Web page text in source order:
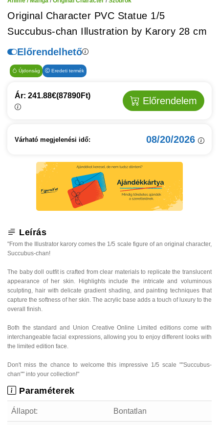
Original Character PVC Statue 1/5
Succubus-chan Illustration by Karory 28 cm
Előrendelhető
Újdonság Eredeti termék
Ár: 241.88€(87890Ft) Előrendelem
Várható megjelenési idő: 08/20/2026
Leírás
"From the Illustrator karory comes the 1/5 scale figure of an original character,
Succubus-chan!
The baby doll outfit is crafted from clear materials to replicate the translucent
appearance of her skin. Highlights include the intricate and voluminous
sculpting, hair with delicate gradient shading, and painting techniques that
capture the softness of her skin. The acrylic base adds a touch of luxury to the
overall finish.
Both the standard and Union Creative Online Limited editions come with
interchangeable facial expressions, allowing you to enjoy different looks with
the limited edition face.
Don't miss the chance to welcome this impressive 1/5 scale ""Succubus-
chan"" into your collection!"
Paraméterek
Állapot: Bontatlan